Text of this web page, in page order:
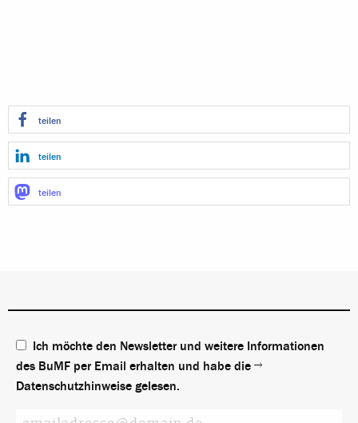
teilen
teilen
teilen
Ich möchte den Newsletter und weitere Informationen
des BuMF per Email erhalten und habe die
Datenschutzhinweise gelesen.